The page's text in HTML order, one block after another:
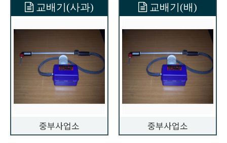
교배기(사과)
중부사업소
교배기(배)
중부사업소